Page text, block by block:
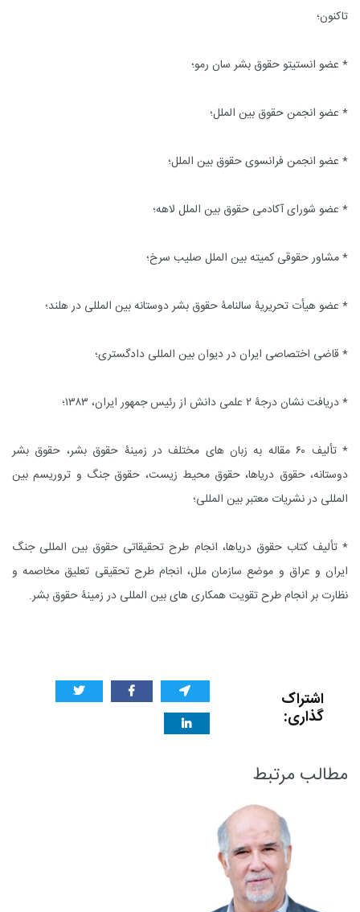
تاکنون؛
* عضو انستیتو حقوق بشر سان رمو؛
* عضو انجمن حقوق بین الملل؛
* عضو انجمن فرانسوى حقوق بین الملل؛
* عضو شوراى آکادمى حقوق بین الملل لاهه؛
* مشاور حقوقى کمیته بین الملل صلیب سرخ؛
* عضو هیأت تحریریۀ سالنامۀ حقوق بشر دوستانه بین المللى در هلند؛
* قاضی اختصاصی ایران در دیوان بین المللی دادگستری؛
* دریافت نشان درجۀ ۲ علمى دانش از رئیس جمهور ایران، ۱۳۸۳؛
* تألیف ۶۰ مقاله به زبان هاى مختلف در زمینۀ حقوق بشر، حقوق بشر
دوستانه، حقوق دریاها، حقوق محیط زیست، حقوق جنگ و تروریسم بین
المللى در نشریات معتبر بین المللى؛
* تألیف کتاب حقوق دریاها، انجام طرح تحقیقاتى حقوق بین المللى جنگ
ایران و عراق و موضع سازمان ملل، انجام طرح تحقیقى تعلیق مخاصمه و
نظارت بر انجام طرح تقویت همکارى هاى بین المللى در زمینۀ حقوق بشر.
اشتراک
گذاری:
مطالب مرتبط